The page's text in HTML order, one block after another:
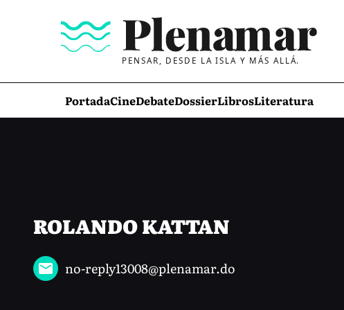
PENSAR, DESDE LA ISLA Y MÁS ALLÁ.
PortadaCineDebateDossierLibrosLiteratura
ROLANDO KATTAN
no-reply13008@plenamar.do